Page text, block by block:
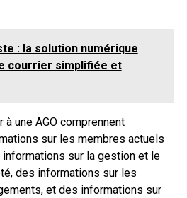
: la solution numérique
courrier simplifiée et
une AGO comprennent
sur les membres actuels
sur la gestion et le
des informations sur les
et des informations sur